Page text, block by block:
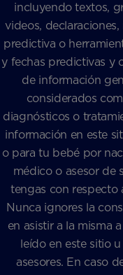
incluyendo textos,
videos,
predictiva o
y fechas predictivas y
de información
considerados
diagnósticos o
información en este
o para tu bebé por
médico o asesor de
tengas con respecto
Nunca ignores la
en asistir a la misma
leído en este sitio
asesores. En caso